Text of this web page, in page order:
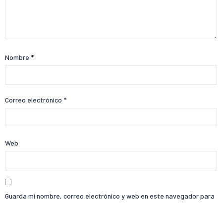
Nombre *
Correo electrónico *
Web
Guarda mi nombre, correo electrónico y web en este navegador para